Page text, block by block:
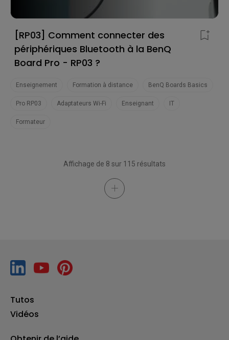
[RP03] Comment connecter des
périphériques Bluetooth à la BenQ
Board Pro - RP03 ?
Enseignement Formation à distance BenQ Boards Basics
Pro RP03 Adaptateurs Wi-Fi Enseignant IT
Formateur
Affichage de 8 sur 115 résultats
Tutos
Vidéos